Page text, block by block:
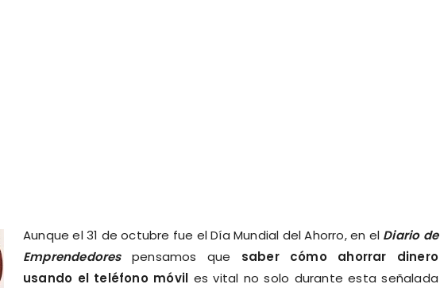
Aunque el 31 de octubre fue el Día Mundial del Ahorro, en el Diario de
Emprendedorespensamos que saber cómo ahorrar dinero
usando el teléfono móvil es vital no solo durante esta señalada